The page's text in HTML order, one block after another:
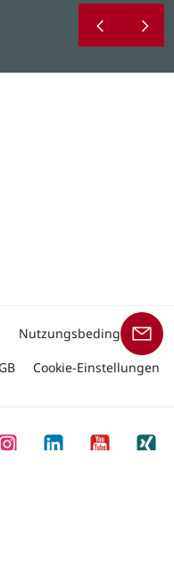
Nutzungsbedingungen
Cookie-Einstellungen